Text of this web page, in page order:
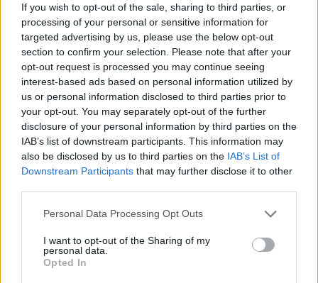
If you wish to opt-out of the sale, sharing to third parties, or
processing of your personal or sensitive information for
targeted advertising by us, please use the below opt-out
section to confirm your selection. Please note that after your
opt-out request is processed you may continue seeing
interest-based ads based on personal information utilized by
us or personal information disclosed to third parties prior to
your opt-out. You may separately opt-out of the further
disclosure of your personal information by third parties on the
IAB’s list of downstream participants. This information may
also be disclosed by us to third parties on the IAB’s List of
Downstream Participants that may further disclose it to other
Please note that this website/app uses one or more Google
not limited to your visit or usage behaviour. You may click to
grant or deny consent to Google and its third-party tags to
use your data for below specified purposes in below Google
Personal Data Processing Opt Outs
I want to opt-out of the Sharing of my
personal data.
Opted In
“Tu varētu aizvērties!”
Beata Jonīte jau atkal
nonāk uzmanības
centrā – šoreiz ar
superdārgu pulksteni
Nabagacilvēks!
“Pepco” veikalā kāds
pircējs dabūjis dzirdēt
to, ko viņam noteikti
nebūtu jādzird